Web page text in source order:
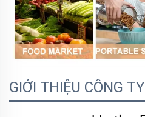
GIỚI THIỆU CÔNG TY